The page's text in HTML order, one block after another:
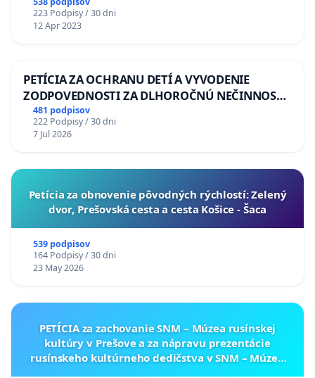
223 Podpisy / 30 dni
12 Apr 2023
PETÍCIA ZA OCHRANU DETÍ A VYVODENIE
ZODPOVEDNOSTI ZA DLHOROČNÚ NEČINNOSŤ
A ZLYHANIE ŠTÁTU
481 podpisov
222 Podpisy / 30 dni
7 Jul 2026
​Petícia za obnovenie pôvodných rýchlostí: Zelený
dvor, Prešovská cesta a cesta Košice - Šaca
539 podpisov
164 Podpisy / 30 dni
23 May 2026
PETÍCIA za zachovanie SNM – Múzea rusínskej
kultúry v Prešove a za nápravu prezentácie
rusínskeho kultúrneho dedičstva v SNM – Múzeu